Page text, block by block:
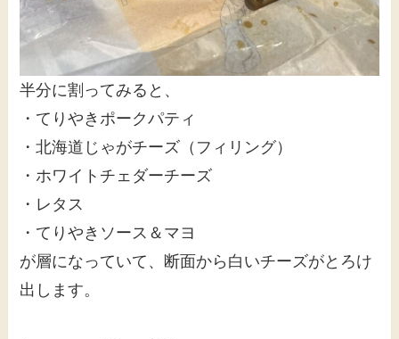
半分に割ってみると、
・てりやきポークパティ
・北海道じゃがチーズ（フィリング）
・ホワイトチェダーチーズ
・レタス
・てりやきソース＆マヨ
が層になっていて、断面から白いチーズがとろけ
出します。